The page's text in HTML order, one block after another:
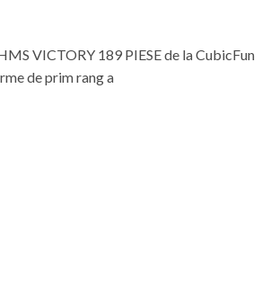
VICTORY 189 PIESE de la CubicFun
de prim rang a